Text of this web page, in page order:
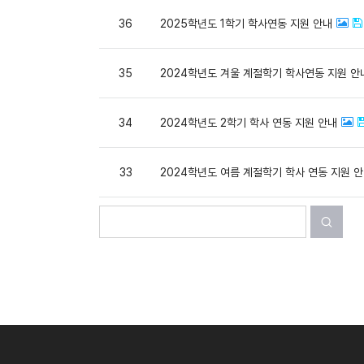
36 2025학년도 1학기 학사연동 지원 안내
35 2024학년도 겨울 계절학기 학사연동 지원 안
34 2024학년도 2학기 학사 연동 지원 안내
33 2024학년도 여름 계절학기 학사 연동 지원 안